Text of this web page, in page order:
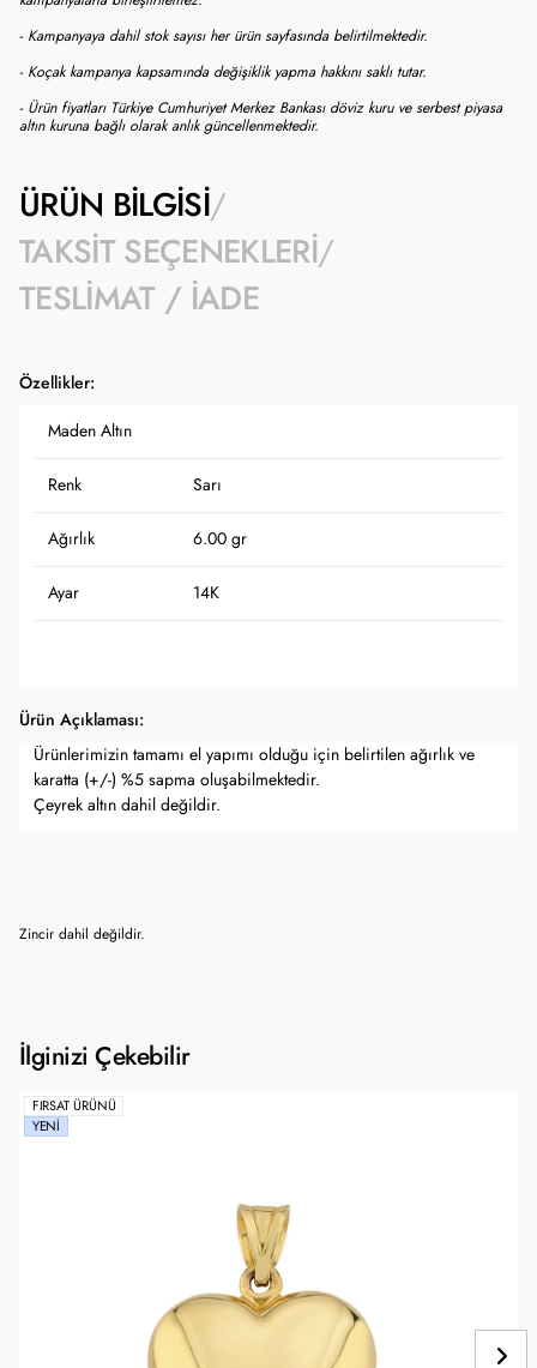
- Kampanyaya dahil stok sayısı her ürün sayfasında belirtilmektedir.
- Koçak kampanya kapsamında değişiklik yapma hakkını saklı tutar.
- Ürün fiyatları Türkiye Cumhuriyet Merkez Bankası döviz kuru ve serbest piyasa
altın kuruna bağlı olarak anlık güncellenmektedir.
ÜRÜN BILGISI
TAKSIT SEÇENEKLERI
TESLIMAT / İADE
Özellikler:
Maden Altın
Renk Sarı
Ağırlık 6.00 gr
Ayar 14K
Ürün Açıklaması:
Ürünlerimizin tamamı el yapımı olduğu için belirtilen ağırlık ve
karatta (+/-) %5 sapma oluşabilmektedir.
Çeyrek altın dahil değildir.
Zincir dahil değildir.
İlginizi Çekebilir
FIRSAT ÜRÜNÜ
YENI